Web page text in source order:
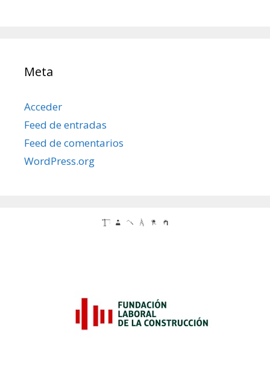
Meta
Acceder
Feed de entradas
Feed de comentarios
WordPress.org